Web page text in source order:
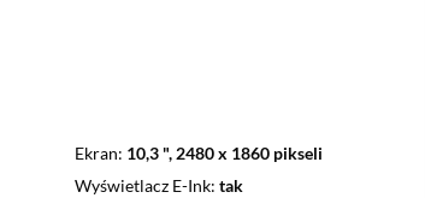
Ekran 10,3 ", 2480 x 1860 pikseli
Wyświetlacz E-Ink tak